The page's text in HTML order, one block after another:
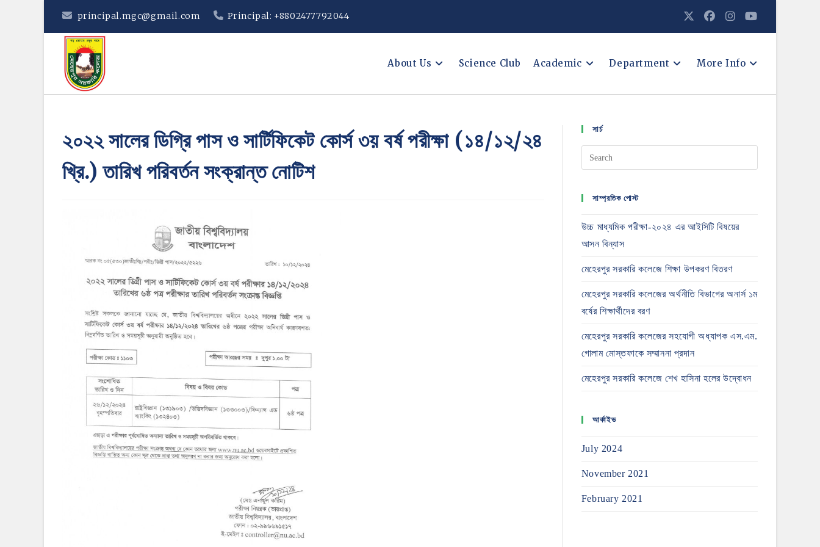
principal.mgc@gmail.com Principal: +8802477792044
About Us Science Club Academic Department More Info
২০২২ সালের ডিগ্রি পাস ও সার্টিফিকেট কোর্স ৩য় বর্ষ পরীক্ষা (১৪/১২/২৪
খ্রি.) তারিখ পরিবর্তন সংক্রান্ত নোটিশ
সার্চ
সাম্প্রতিক পোস্ট
উচ্চ মাধ্যমিক পরীক্ষা-২০২৪ এর আইসিটি বিষয়ের
আসন বিন্যাস
মেহেরপুর সরকারি কলেজে শিক্ষা উপকরণ বিতরণ
মেহেরপুর সরকারি কলেজের অর্থনীতি বিভাগের অনার্স ১ম
বর্ষের শিক্ষার্থীদের বরণ
মেহেরপুর সরকারি কলেজের সহযোগী অধ্যাপক এস.এম.
গোলাম মোস্তফাকে সম্মাননা প্রদান
মেহেরপুর সরকারি কলেজে শেখ হাসিনা হলের উদ্বোধন
আর্কাইভ
July 2024
November 2021
February 2021